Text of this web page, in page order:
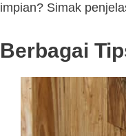
impian? Simak
Berbagai